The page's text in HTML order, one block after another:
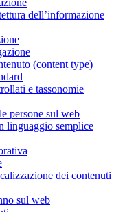
dell’informazione
(content type)
e tassonomie
persone sul web
linguaggio semplice
dei contenuti
sul web